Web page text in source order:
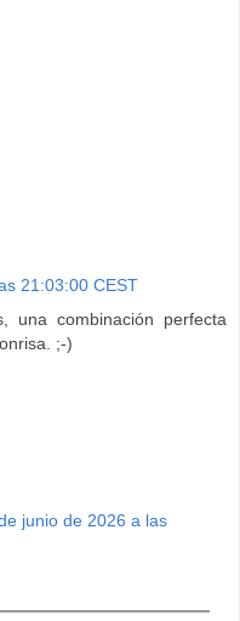
21:03:00 CEST
una combinación perfecta
;-)
junio de 2026 a las